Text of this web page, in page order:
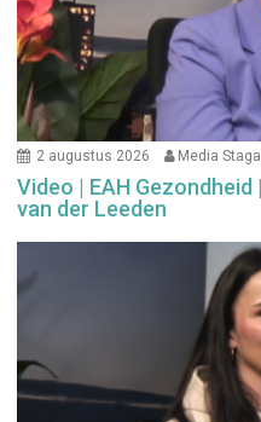
2 augustus 2026 Media
Video | EAH
van der Leeden